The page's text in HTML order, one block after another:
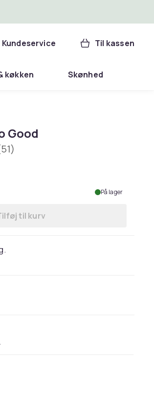
Kundeservice Til kassen
køkken Skønhed
Good
På lager
Læg ame pure Peels So Good i
til kurv